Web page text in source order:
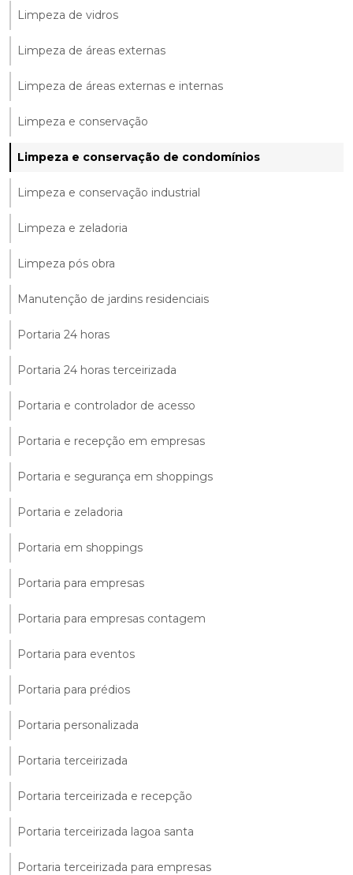
Limpeza de vidros
Limpeza de áreas externas
Limpeza de áreas externas e internas
Limpeza e conservação
Limpeza e conservação de condomínios
Limpeza e conservação industrial
Limpeza e zeladoria
Limpeza pós obra
Manutenção de jardins residenciais
Portaria 24 horas
Portaria 24 horas terceirizada
Portaria e controlador de acesso
Portaria e recepção em empresas
Portaria e segurança em shoppings
Portaria e zeladoria
Portaria em shoppings
Portaria para empresas
Portaria para empresas contagem
Portaria para eventos
Portaria para prédios
Portaria personalizada
Portaria terceirizada
Portaria terceirizada e recepção
Portaria terceirizada lagoa santa
Portaria terceirizada para empresas